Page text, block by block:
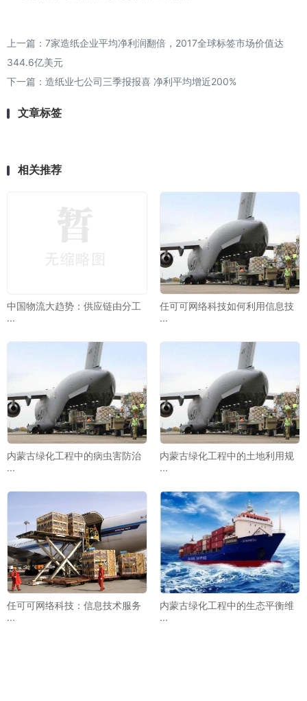
上一篇： 7家造纸企业平均净利润翻倍，2017全球标签市场价值达
344.6亿美元
下一篇： 造纸业七公司三季报报喜 净利平均增近200%
文章标签
相关推荐
中国物流大趋势：供应链由分工
···
任可可网络科技如何利用信息技
···
内蒙古绿化工程中的病虫害防治
···
内蒙古绿化工程中的土地利用规
···
任可可网络科技：信息技术服务
···
内蒙古绿化工程中的生态平衡维
···